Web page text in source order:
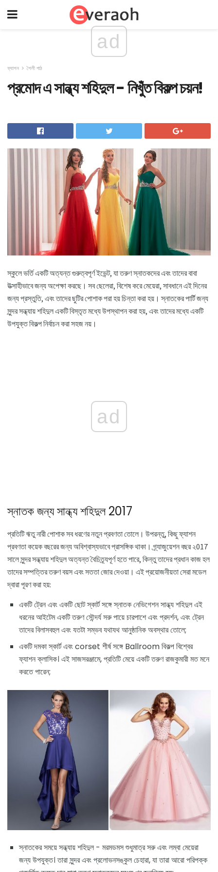
ad
ফ্যাশন শৈলী পাঠ
প্রমোদ এ সান্ধ্য শহিদুল - নিখুঁত বিকল্প চয়ন!
স্কুলে ভর্তি একটি অত্যন্ত গুরুত্বপূর্ণ ইভেন্ট, যা তরুণ স্নাতকদের এবং তাদের বাবা
উত্সাহীভাবে জন্য অপেক্ষা করছে। সব ছেলেরা, বিশেষ করে মেয়েরা, সাবধানে এই দিনের
জন্য প্রস্তুতি, এবং তাদের ছুটির পোশাক পরা হয় চিন্তা করা হয়। স্নাতকের পার্টি জন্য
সুন্দর সন্ধ্যায় শহিদুল একটি বিস্তৃত মধ্যে উপস্থাপন করা হয়, এবং তাদের মধ্যে একটি
উপযুক্ত বিকল্প নির্বাচন করা সহজ নয়।
ad
স্নাতক জন্য সান্ধ্য শহিদুল 2017
প্রতিটি ঋতু নারী পোশাক সব ধরণের নতুন প্রবণতা তোলে। উপরন্তু, কিছু ফ্যাশন
প্রবণতা কয়েক বছরের জন্য অবিশ্বাস্যভাবে প্রাসঙ্গিক থাকা। গ্র্যাজুয়েশন বছর ২017
সালে সুন্দর সন্ধ্যায় শহিদুল অত্যন্ত বৈচিত্র্যপূর্ণ হতে পারে, কিন্তু তাদের প্রধান কাজ হল
তাদের সম্পত্তির তরুণ বয়স এবং সততা জোর দেওয়া। এই প্রয়োজনীয়তা সেরা মডেল
দ্বারা পূরণ করা হয়:
একটি ট্রেন এবং একটি ছোট স্কার্ট সঙ্গে স্নাতক নেভিগেশন সান্ধ্য শহিদুল এই
ধরনের আইটেম একটি তরুণ সৌন্দর্য সরু পায়ে চারপাশে এবং প্রদর্শন, এবং ট্রেন
তাদের বিলাসবহুল এবং যতটা সম্ভব যথাযথ আনুষ্ঠানিক অবস্থার তোলে;
একটি দমকা স্কার্ট এবং corset শীর্ষ সঙ্গে Ballroom বিকল্প বিশ্বের
ফ্যাশন ক্লাসিক। এই সাজসরঞ্জামে, প্রতিটি মেয়ে একটি তরুণ রাজকুমারী মত মনে
করতে পারেন;
স্নাতকের সময়ে সন্ধ্যায় শহিদুল - মরমডমস শুধুমাত্র সরু এবং লম্বা মেয়েরা
জন্য উপযুক্ত। তারা সুন্দর এবং প্রলোভনসঙ্কুল চেহারা, যা তারা আরো পরিপক্ক